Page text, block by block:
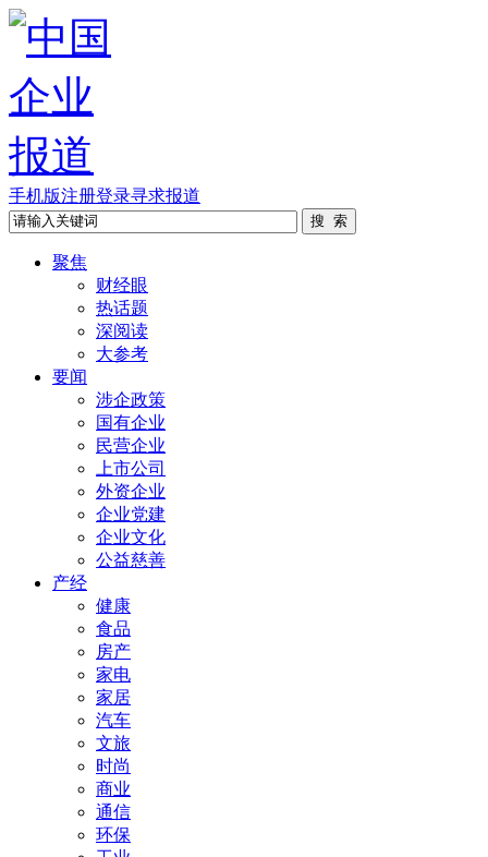
手机版注册登录寻求报道
聚焦
财经眼
热话题
深阅读
大参考
要闻
涉企政策
国有企业
民营企业
上市公司
外资企业
企业党建
企业文化
公益慈善
产经
健康
食品
房产
家电
家居
汽车
文旅
时尚
商业
通信
环保